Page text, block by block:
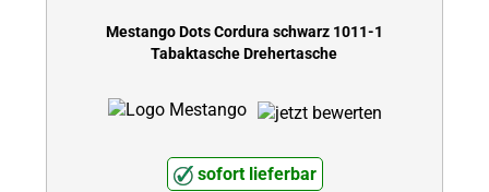
Mestango Dots Cordura schwarz 1011-1
Tabaktasche Drehertasche
sofort lieferbar